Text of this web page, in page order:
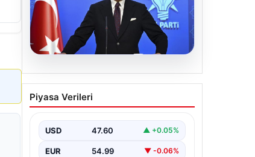
Çerçeve yasa teklifi
Meclis’te | AK Parti
sürecin en önemli
aşamasına gelinmiş oldu
Piyasa Verileri
USD 47.60 ▲ +0.05%
EUR 54.99 ▼ -0.06%